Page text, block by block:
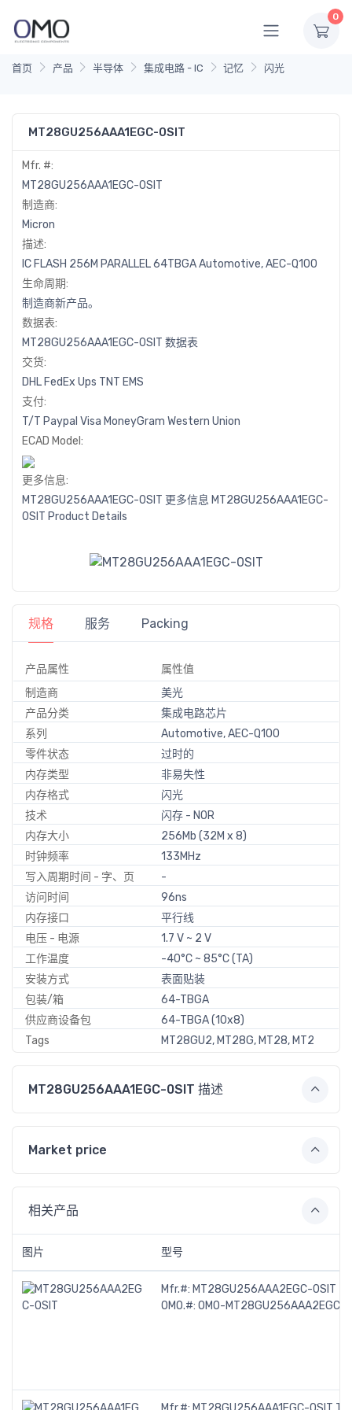
0
首页 产品 半导体 集成电路 - IC 记忆 闪光
MT28GU256AAA1EGC-0SIT
Mfr. #:
MT28GU256AAA1EGC-0SIT
制造商:
Micron
描述:
IC FLASH 256M PARALLEL 64TBGA Automotive, AEC-Q100
生命周期:
制造商新产品。
数据表:
MT28GU256AAA1EGC-0SIT 数据表
交货:
DHL FedEx Ups TNT EMS
支付:
T/T Paypal Visa MoneyGram Western Union
ECAD Model:
更多信息:
MT28GU256AAA1EGC-0SIT 更多信息 MT28GU256AAA1EGC-
0SIT Product Details
规格 服务 Packing
产品属性
属性值
制造商
美光
产品分类
集成电路芯片
系列
Automotive, AEC-Q100
零件状态
过时的
内存类型
非易失性
内存格式
闪光
技术
闪存 - NOR
内存大小
256Mb (32M x 8)
时钟频率
133MHz
写入周期时间 - 字、页
-
访问时间
96ns
内存接口
平行线
电压 - 电源
1.7 V ~ 2 V
工作温度
-40°C ~ 85°C (TA)
安装方式
表面贴装
包装/箱
64-TBGA
供应商设备包
64-TBGA (10x8)
Tags
MT28GU2, MT28G, MT28, MT2
MT28GU256AAA1EGC-0SIT 描述
Market price
相关产品
图片 型号
Mfr.#: MT28GU256AAA2EGC-0SIT
OMO.#: OMO-MT28GU256AAA2EGC-